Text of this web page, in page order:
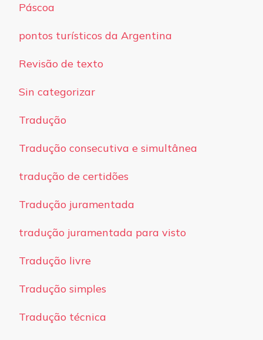
Páscoa
pontos turísticos da Argentina
Revisão de texto
Sin categorizar
Tradução
Tradução consecutiva e simultânea
tradução de certidões
Tradução juramentada
tradução juramentada para visto
Tradução livre
Tradução simples
Tradução técnica